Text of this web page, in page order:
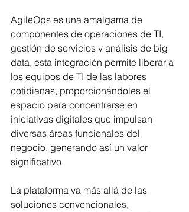
AgileOps es una amalgama de
componentes de operaciones de TI,
gestión de servicios y análisis de big
data, esta integración permite liberar a
los equipos de TI de las labores
cotidianas, proporcionándoles el
espacio para concentrarse en
iniciativas digitales que impulsan
diversas áreas funcionales del
negocio, generando así un valor
significativo.
La plataforma va más allá de las
soluciones convencionales,